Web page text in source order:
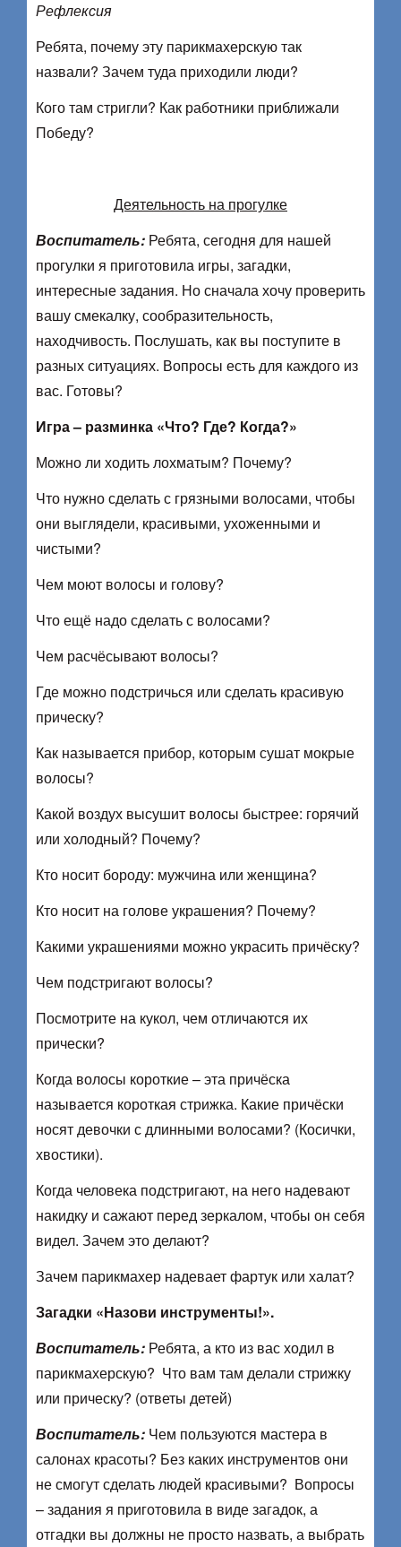
Рефлексия
Ребята, почему эту парикмахерскую так
назвали? Зачем туда приходили люди?
Кого там стригли? Как работники приближали
Победу?
Деятельность на прогулке
Воспитатель: Ребята, сегодня для нашей
прогулки я приготовила игры, загадки,
интересные задания. Но сначала хочу проверить
вашу смекалку, сообразительность,
находчивость. Послушать, как вы поступите в
разных ситуациях. Вопросы есть для каждого из
вас. Готовы?
Игра – разминка «Что? Где? Когда?»
Можно ли ходить лохматым? Почему?
Что нужно сделать с грязными волосами, чтобы
они выглядели, красивыми, ухоженными и
чистыми?
Чем моют волосы и голову?
Что ещё надо сделать с волосами?
Чем расчёсывают волосы?
Где можно подстричься или сделать красивую
прическу?
Как называется прибор, которым сушат мокрые
волосы?
Какой воздух высушит волосы быстрее: горячий
или холодный? Почему?
Кто носит бороду: мужчина или женщина?
Кто носит на голове украшения? Почему?
Какими украшениями можно украсить причёску?
Чем подстригают волосы?
Посмотрите на кукол, чем отличаются их
прически?
Когда волосы короткие – эта причёска
называется короткая стрижка. Какие причёски
носят девочки с длинными волосами? (Косички,
хвостики).
Когда человека подстригают, на него надевают
накидку и сажают перед зеркалом, чтобы он себя
видел. Зачем это делают?
Зачем парикмахер надевает фартук или халат?
Загадки «Назови инструменты!».
Воспитатель: Ребята, а кто из вас ходил в
парикмахерскую? Что вам там делали стрижку
или прическу? (ответы детей)
Воспитатель: Чем пользуются мастера в
салонах красоты? Без каких инструментов они
не смогут сделать людей красивыми? Вопросы
– задания я приготовила в виде загадок, а
отгадки вы должны не просто назвать, а выбрать